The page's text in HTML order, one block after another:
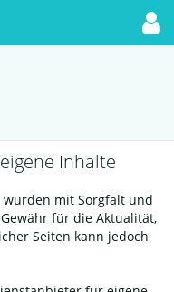
Inhalte
mit Sorgfalt und
für die Aktualität,
Seiten kann jedoch